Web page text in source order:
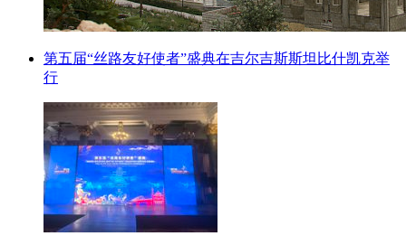
第五届“丝路友好使者”盛典在吉尔吉斯斯坦比什凯克举
行